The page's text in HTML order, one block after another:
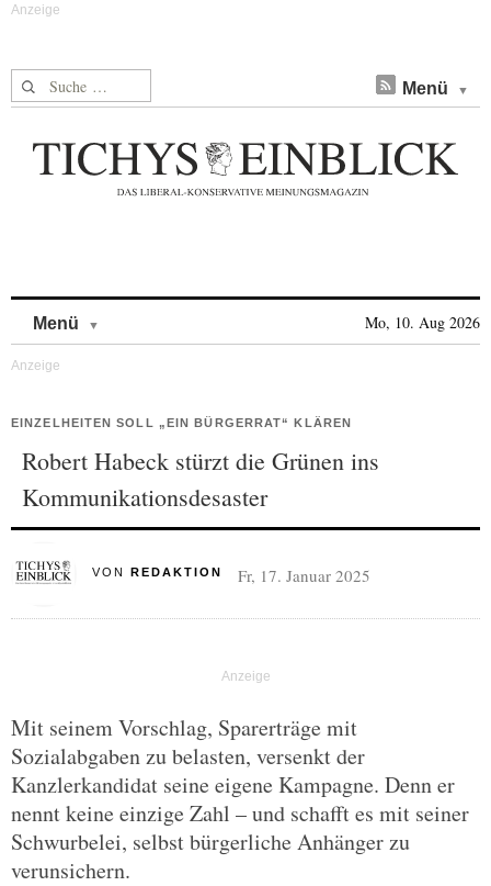
Suche nach: Menü
Menü Mo, 10. Aug 2026
EINZELHEITEN SOLL „EIN BÜRGERRAT“ KLÄREN
Robert Habeck stürzt die Grünen ins
Kommunikationsdesaster
VON REDAKTION Fr, 17. Januar 2025
Mit seinem Vorschlag, Sparerträge mit
Sozialabgaben zu belasten, versenkt der
Kanzlerkandidat seine eigene Kampagne. Denn er
nennt keine einzige Zahl – und schafft es mit seiner
Schwurbelei, selbst bürgerliche Anhänger zu
verunsichern.